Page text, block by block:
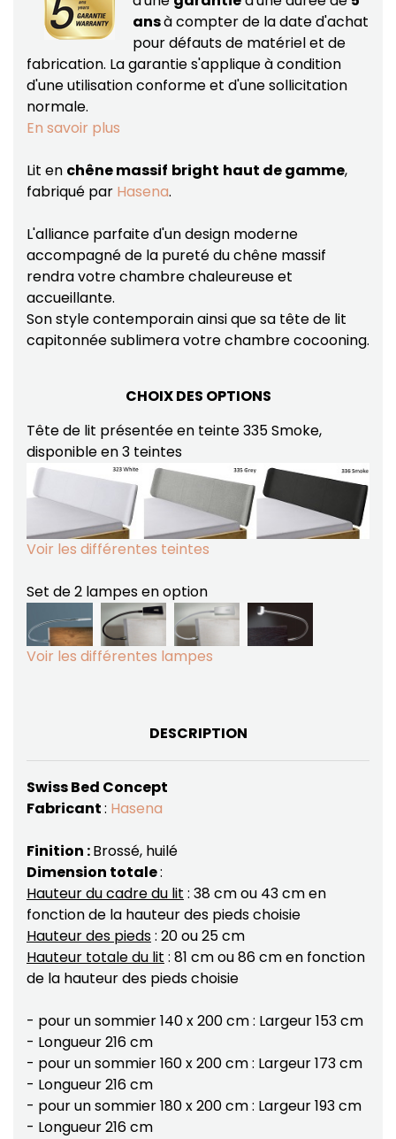
ansà compter de la date d'achat
pour défauts de matériel et de
fabrication. La garantie s'applique à condition
d'une utilisation conforme et d'une sollicitation
normale.
En savoir plus
Lit en chêne massif bright haut de gamme,
fabriqué par Hasena.
L'alliance parfaite d'un design moderne
accompagné de la pureté du chêne massif
rendra votre chambre chaleureuse et
accueillante.
Son style contemporain ainsi que sa tête de lit
capitonnée sublimera votre chambre cocooning.
CHOIX DES OPTIONS
Tête de lit présentée en teinte 335 Smoke,
disponible en 3 teintes
Voir les différentes teintes
Set de 2 lampes en option
Voir les différentes lampes
DESCRIPTION
Swiss Bed Concept
Fabricant: Hasena
Finition :Brossé, huilé
Dimension totale:
Hauteur du cadre du lit : 38 cm ou 43 cm en
fonction de la hauteur des pieds choisie
Hauteur des pieds: 20 ou 25 cm
Hauteur totale du lit : 81 cm ou 86 cm en fonction
de la hauteur des pieds choisie
- pour un sommier 140 x 200 cm : Largeur 153 cm
- Longueur 216 cm
- pour un sommier 160 x 200 cm : Largeur 173 cm
- Longueur 216 cm
- pour un sommier 180 x 200 cm : Largeur 193 cm
- Longueur 216 cm